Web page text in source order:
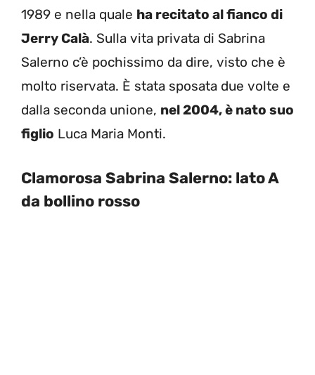
1989 e nella quale ha recitato al fianco di
Jerry Calà. Sulla vita privata di Sabrina
Salerno c’è pochissimo da dire, visto che è
molto riservata. È stata sposata due volte e
dalla seconda unione, nel 2004, è nato suo
figlio Luca Maria Monti.
Clamorosa Sabrina Salerno: lato A
da bollino rosso